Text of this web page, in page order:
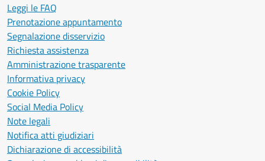
Leggi le FAQ
Prenotazione appuntamento
Segnalazione disservizio
Richiesta assistenza
Amministrazione trasparente
Informativa privacy
Cookie Policy
Social Media Policy
Note legali
Notifica atti giudiziari
Dichiarazione di accessibilità